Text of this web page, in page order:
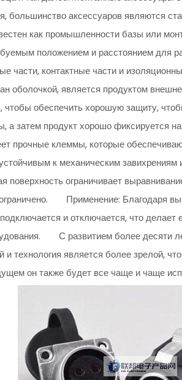
большинство аксессуаров
как промышленности базы или
положением и расстоянием для
части, контактные части и
оболочкой, является продуктом
обеспечить хорошую защиту,
а затем продукт хорошо фиксируется
прочные клеммы, которые
к механическим
поверхность ограничивает
Применение: Благодаря
и отключается, что
С развитием более десяти
технология является более зрелой,
он также будет все чаще и чаще